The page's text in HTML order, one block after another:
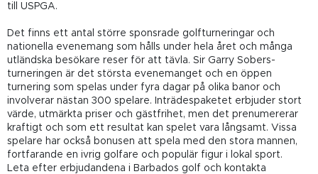
till USPGA.
Det finns ett antal större sponsrade golfturneringar och
nationella evenemang som hålls under hela året och många
utländska besökare reser för att tävla. Sir Garry Sobers-
turneringen är det största evenemanget och en öppen
turnering som spelas under fyra dagar på olika banor och
involverar nästan 300 spelare. Inträdespaketet erbjuder stort
värde, utmärkta priser och gästfrihet, men det prenumererar
kraftigt och som ett resultat kan spelet vara långsamt. Vissa
spelare har också bonusen att spela med den stora mannen,
fortfarande en ivrig golfare och populär figur i lokal sport.
Leta efter erbjudandena i Barbados golf och kontakta